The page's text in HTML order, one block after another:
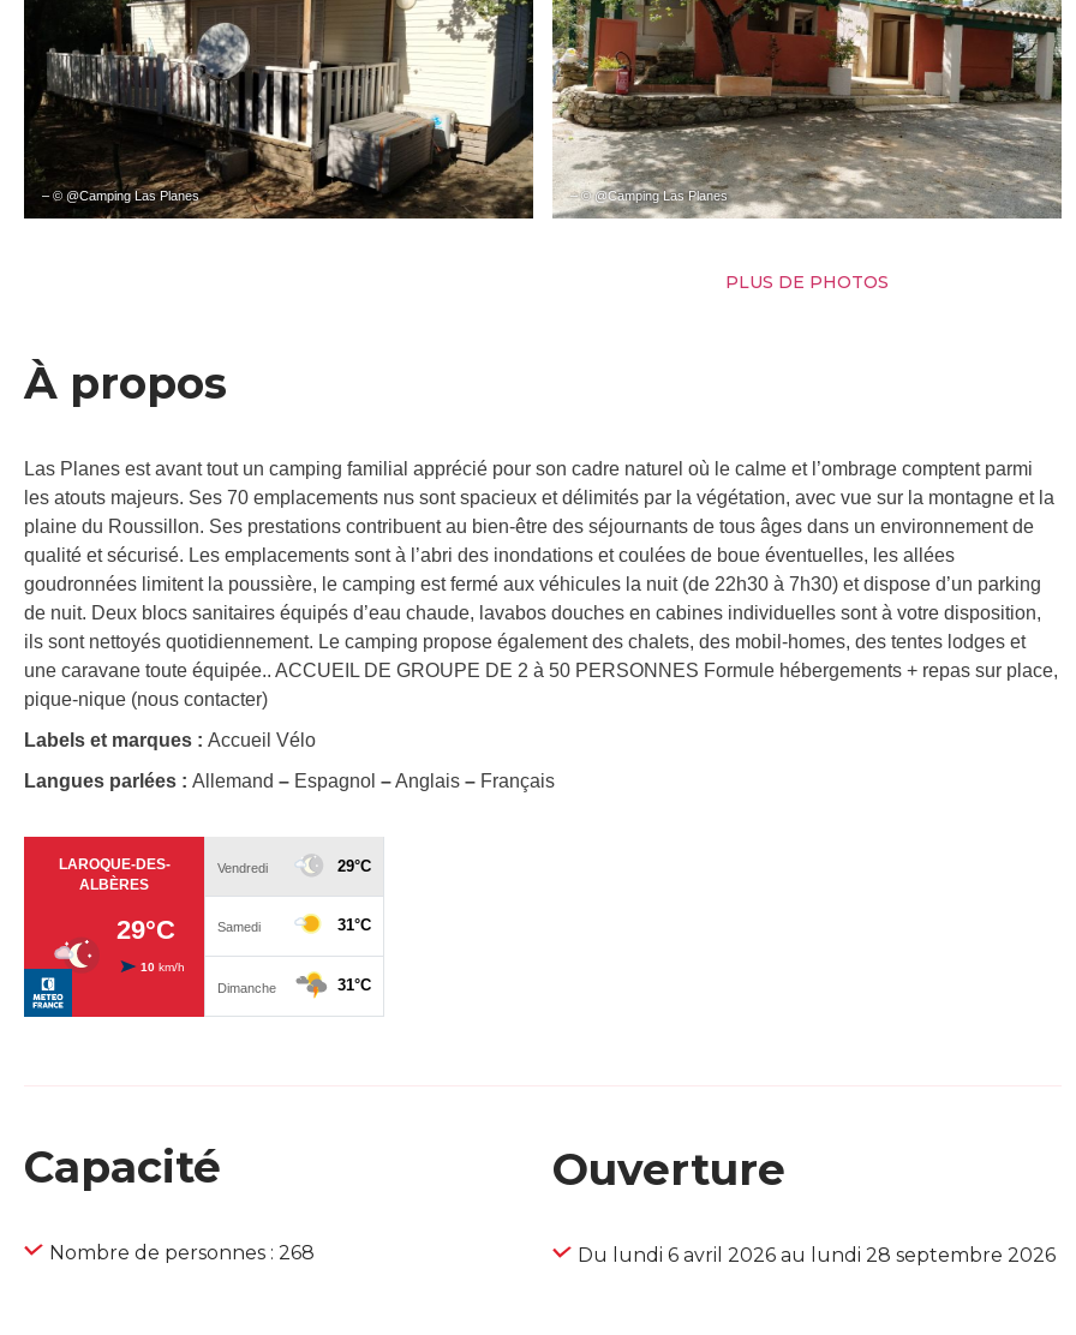
– © @Camping Las Planes – © @Camping Las Planes
PLUS DE PHOTOS
À propos
Las Planes est avant tout un camping familial apprécié pour son cadre naturel où le calme et l’ombrage comptent parmi
les atouts majeurs. Ses 70 emplacements nus sont spacieux et délimités par la végétation, avec vue sur la montagne et la
plaine du Roussillon. Ses prestations contribuent au bien-être des séjournants de tous âges dans un environnement de
qualité et sécurisé. Les emplacements sont à l’abri des inondations et coulées de boue éventuelles, les allées
goudronnées limitent la poussière, le camping est fermé aux véhicules la nuit (de 22h30 à 7h30) et dispose d’un parking
de nuit. Deux blocs sanitaires équipés d’eau chaude, lavabos douches en cabines individuelles sont à votre disposition,
ils sont nettoyés quotidiennement. Le camping propose également des chalets, des mobil-homes, des tentes lodges et
une caravane toute équipée.. ACCUEIL DE GROUPE DE 2 à 50 PERSONNES Formule hébergements + repas sur place,
pique-nique (nous contacter)
Labels et marques : Accueil Vélo
Langues parlées : Allemand – Espagnol –Anglais – Français
Capacité
Nombre de personnes : 268
Ouverture
Du lundi 6 avril 2026 au lundi 28 septembre 2026